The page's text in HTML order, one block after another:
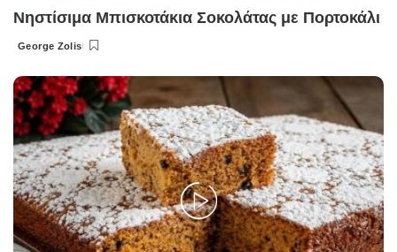
Νηστίσιμα Μπισκοτάκια Σοκολάτας με Πορτοκάλι
Posted
George Zolis